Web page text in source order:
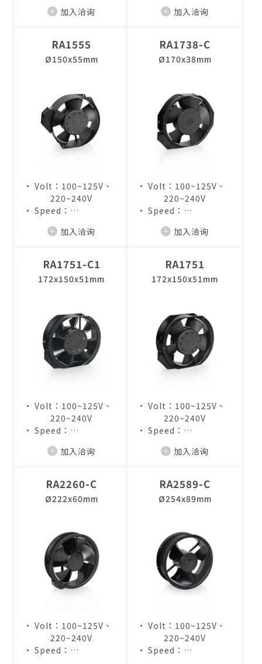
• Air Flow：
加入洽询
• Air Flow：
加入洽询
RA1555
Ø150x55mm
• Volt：100~125V、
220~240V
• Speed：
• Air Flow：
加入洽询
RA1738-C
Ø170x38mm
• Volt：100~125V、
220~240V
• Speed：
• Air Flow：
加入洽询
RA1751-C1
172x150x51mm
• Volt：100~125V、
220~240V
• Speed：
• Air Flow：
加入洽询
RA1751
172x150x51mm
• Volt：100~125V、
220~240V
• Speed：
• Air Flow：
加入洽询
RA2260-C
Ø222x60mm
• Volt：100~125V、
220~240V
• Speed：
RA2589-C
Ø254x89mm
• Volt：100~125V、
220~240V
• Speed：